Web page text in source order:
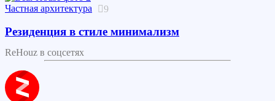
Частная архитектура 9
Резиденция в стиле минимализм
ReHouz в соцсетях